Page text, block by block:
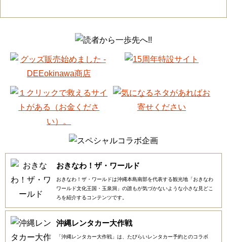
おきなわ！ザ・ワールド
おきなわ！ザ・ワールドは沖縄本島南部を代表する観光地「おきなわ
ワールド文化王国・玉泉洞」の誰もが気づかないような小さな見どこ
ろを紹介するコンテンツです。
沖縄レンタカー大作戦
「沖縄レンタカー大作戦」は、たびらいレンタカー予約とのコラボ